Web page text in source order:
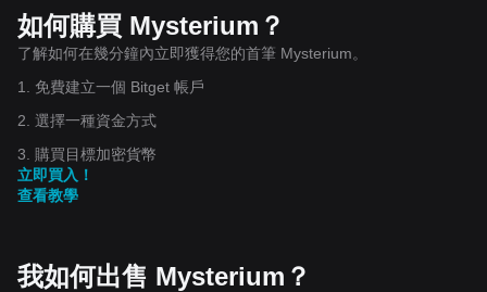
如何購買 Mysterium？
了解如何在幾分鐘內立即獲得您的首筆 Mysterium。
1. 免費建立一個 Bitget 帳戶
2. 選擇一種資金方式
3. 購買目標加密貨幣
立即買入！
查看教學
我如何出售 Mysterium？